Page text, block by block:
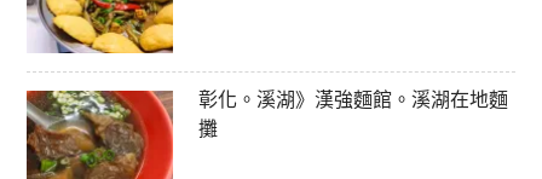
彰化。溪湖》漢強麵館。溪湖在地麵
攤